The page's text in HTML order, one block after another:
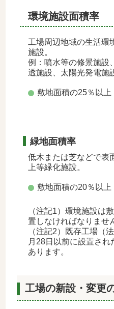
環境施設面積率
工場周辺地域の生活環
施設。
例：噴水等の修景施設
透施設、太陽光発電施
敷地面積の25％以上
緑地面積率
低木または芝などで表
上等緑化施設。
敷地面積の20％以上
（注記1）環境施設は
置しなければなりませ
（注記2）既存工場（
月28日以前に設置さ
あります。
工場の新設・変更